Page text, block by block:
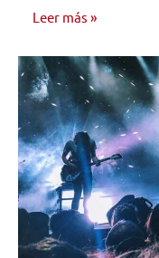
Leer más
AUTO
AYUDA